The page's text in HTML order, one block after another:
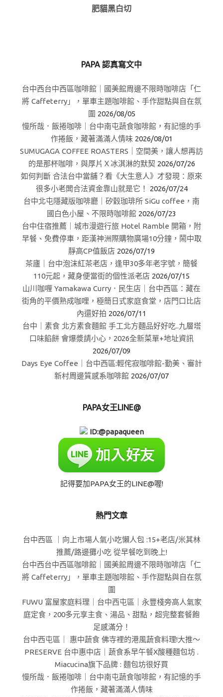
肥貓黑白切
PAPA 認真寫文中
台中西台中西區咖啡館｜國美館周邊不限時咖啡店「仁
將 Caffeterry」，單車主題咖啡館、手作甜點與自在氛
圍 2026/08/05
慢所哉．飯捲咖啡｜台中南屯蔬食咖啡館，有記憶的手
作捲飯，藏著滿滿人情味 2026/08/01
SUMUGAGA COFFEE ROASTERS｜空間美，讓人想再訪
的是那杯咖啡，與厚片Ｘ冰淇淋的默契 2026/07/26
如何判斷 合法台中當舖？看《大生意人》才發現：原來
很多小老闆合法資金靠山就是它！
2026/07/24
台中北屯隱藏版咖啡廳｜矽穀珈琲所 SiGu coffee，南
國白色小屋、不限時咖啡館 2026/07/23
台中住宿推薦｜城市漫遊行旅 Hotel Ramble 開箱，附
早餐、免費停車，距漢神洲際購物廣場10分鐘，鬧中取
靜高CP值飯店 2026/07/19
茶廬｜台中泡沫紅茶老店，逢甲30多年老字號，簡餐
110元起，藏身便當街的個性派老店 2026/07/15
山川咖喱 Yamakawa Curry．民生店｜台中西區：藏在
街角的平價熟成咖哩，極簡日式家庭食堂，店門口比店
內還好拍 2026/07/11
台中｜素食 北方素食麵館 手工北方麵品好好吃..九層塔
口味餡餅 會爆漿請小心，2026全新菜單+地址資訊
2026/07/09
Days Eye Coffee｜台中西區:輕侘寂咖啡館-勤美、審計
新村周邊質感系咖啡館 2026/07/07
PAPA女王LINE@
ID:@papaqueen
記得要加PAPA女王的LINE@喔!
熱門文章
台中西區 ｜向上市場人氣小吃懶人包 :15+老店/米其林
推薦/路邊攤小吃 從早餐吃到晚上!
台中西台中西區咖啡館｜國美館周邊不限時咖啡店「仁
將 Caffeterry」，單車主題咖啡館、手作甜點與自在氛
圍
FUWU 富屋家庭料理｜台中西屯區｜永豐棧旁高人氣家
庭定食，200多元享主食、湯品、甜點，超完整套餐飽
足感滿分！
台中西屯區｜ 惠中蔬食 佛寺裡的港風蔬食料理!大推～
PRESERVE 台中惠中店｜蔬食系早午餐X酸種麵包坊 .
Miacucina旗下品牌 : 麵包坊很好買
慢所哉．飯捲咖啡｜台中南屯蔬食咖啡館，有記憶的手
作捲飯，藏著滿滿人情味